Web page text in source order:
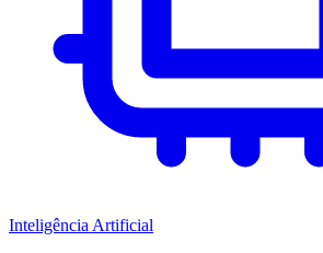
Inteligência Artificial